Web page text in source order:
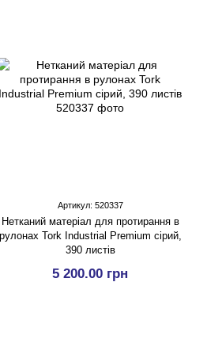
Артикул: 520337
Нетканий матеріал для протирання в
рулонах Tork Industrial Premium сірий,
390 листів
5 200.00 грн